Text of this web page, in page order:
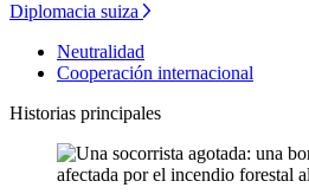
Diplomacia suiza
Neutralidad
Cooperación internacional
Historias principales